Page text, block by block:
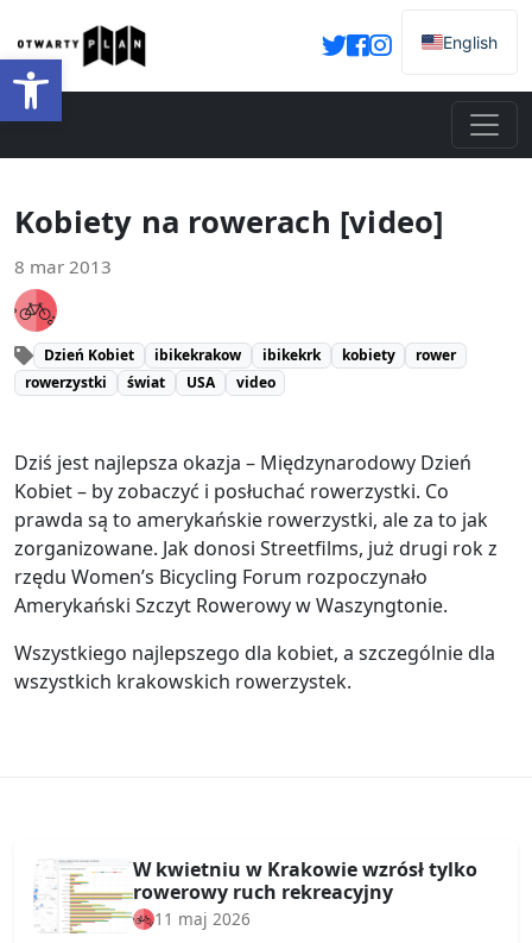
Otwórz pasek narzędzi
English
Kobiety na rowerach [video]
8 mar 2013
Dzień Kobiet ibikekrakow ibikekrk kobiety
rower
rowerzystki
świat USA video
Dziś jest najlepsza okazja – Międzynarodowy Dzień
Kobiet – by zobaczyć i posłuchać rowerzystki. Co
prawda są to amerykańskie rowerzystki, ale za to jak
zorganizowane. Jak donosi Streetfilms, już drugi rok z
rzędu Women’s Bicycling Forum rozpoczynało
Amerykański Szczyt Rowerowy w Waszyngtonie.
Wszystkiego najlepszego dla kobiet, a szczególnie dla
wszystkich krakowskich rowerzystek.
W kwietniu w Krakowie wzrósł tylko
rowerowy ruch rekreacyjny
11 maj 2026